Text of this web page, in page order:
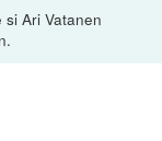
Ari Vatanen